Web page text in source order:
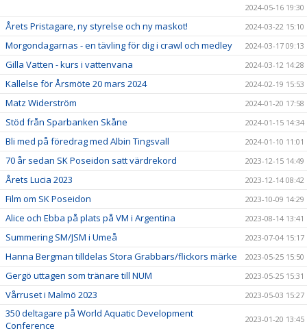
2024-05-16 19:30
Årets Pristagare, ny styrelse och ny maskot! 2024-03-22 15:10
Morgondagarnas - en tävling för dig i crawl och medley 2024-03-17 09:13
Gilla Vatten - kurs i vattenvana 2024-03-12 14:28
Kallelse för Årsmöte 20 mars 2024 2024-02-19 15:53
Matz Widerström 2024-01-20 17:58
Stöd från Sparbanken Skåne 2024-01-15 14:34
Bli med på föredrag med Albin Tingsvall 2024-01-10 11:01
70 år sedan SK Poseidon satt värdrekord 2023-12-15 14:49
Årets Lucia 2023 2023-12-14 08:42
Film om SK Poseidon 2023-10-09 14:29
Alice och Ebba på plats på VM i Argentina 2023-08-14 13:41
Summering SM/JSM i Umeå 2023-07-04 15:17
Hanna Bergman tilldelas Stora Grabbars/flickors märke 2023-05-25 15:50
Gergö uttagen som tränare till NUM 2023-05-25 15:31
Vårruset i Malmö 2023 2023-05-03 15:27
350 deltagare på World Aquatic Development
Conference
2023-01-20 13:45